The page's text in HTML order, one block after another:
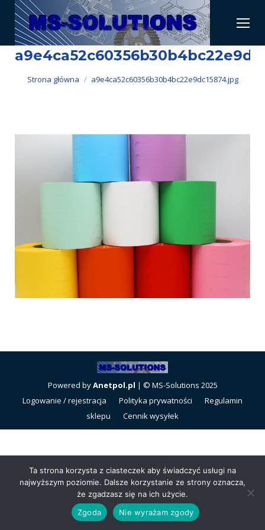
Jesteś tutaj:
Strona główna a9e4ca52c60356b30b4bc22e9dc15874.jpg
Powered byAnetpol.pl | © MS-Solutions 2025
Logowanie / rejestracja
Polityka prywatności
Regulamin
sklepu
Cennik wysyłek
Ta strona korzysta z ciasteczek aby świadczyć usługi na
najwyższym poziomie. Dalsze korzystanie ze strony oznacza,
że zgadzasz się na ich użycie.
Zgoda
Nie wyrażam zgody